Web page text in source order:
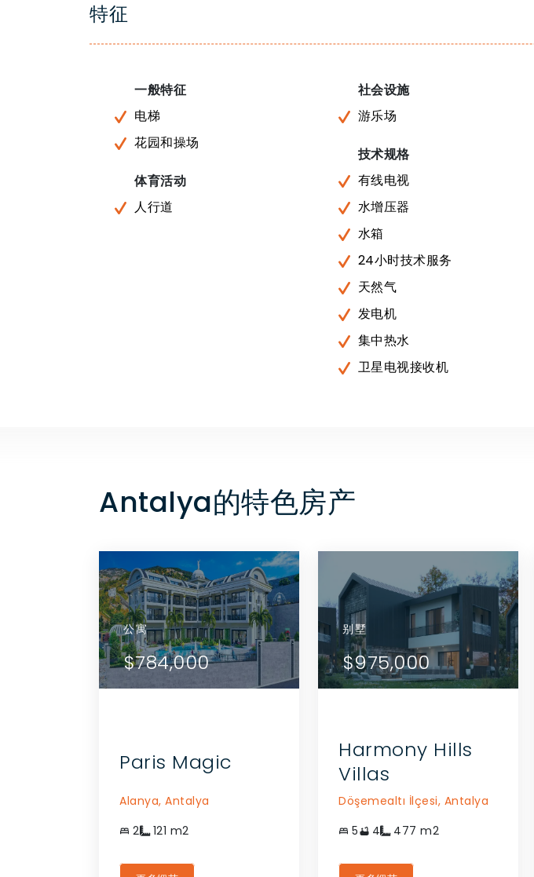
特征
一般特征
电梯
花园和操场
体育活动
人行道
社会设施
游乐场
技术规格
有线电视
水增压器
水箱
24小时技术服务
天然气
发电机
集中热水
卫星电视接收机
Antalya的特色房产
公寓
$784,000
公寓
$784,000
Paris Magic
Alanya, Antalya
2
121 m2
查看详情
别墅
$975,000
Harmony Hills
Villas
Döşemealtı İlçesi, Antalya
5
4 477 m2
查看详情
联系代理商